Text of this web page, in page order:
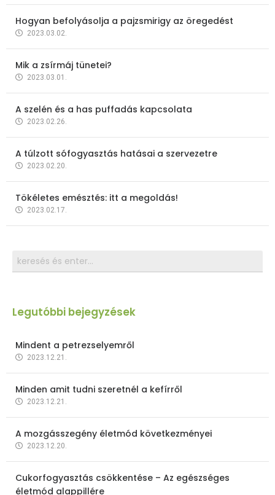
Hogyan befolyásolja a pajzsmirigy az öregedést
2023.03.02.
Mik a zsírmáj tünetei?
2023.03.01.
A szelén és a has puffadás kapcsolata
2023.02.26.
A túlzott sófogyasztás hatásai a szervezetre
2023.02.20.
Tökéletes emésztés: itt a megoldás!
2023.02.17.
Legutóbbi bejegyzések
Mindent a petrezselyemről
2023.12.21.
Minden amit tudni szeretnél a kefírről
2023.12.21.
A mozgásszegény életmód következményei
2023.12.20.
Cukorfogyasztás csökkentése – Az egészséges
életmód alappillére